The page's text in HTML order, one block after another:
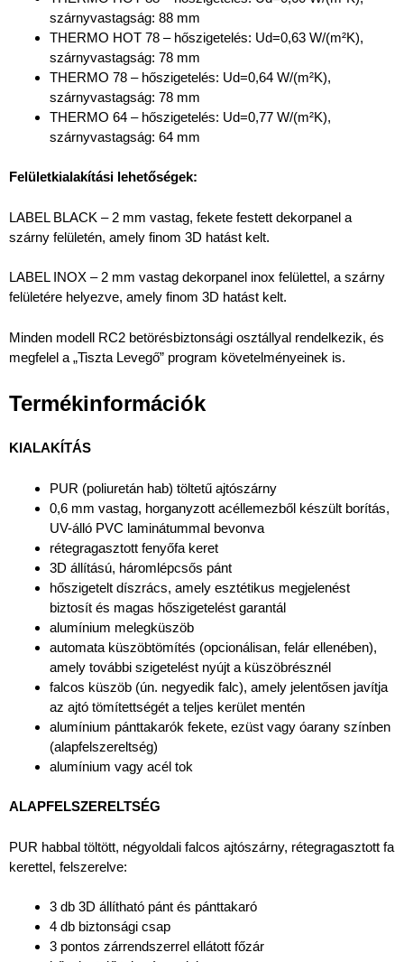
szárnyvastagság: 88 mm
THERMO HOT 78 – hőszigetelés: Ud=0,63 W/(m²K),
szárnyvastagság: 78 mm
THERMO 78 – hőszigetelés: Ud=0,64 W/(m²K),
szárnyvastagság: 78 mm
THERMO 64 – hőszigetelés: Ud=0,77 W/(m²K),
szárnyvastagság: 64 mm
Felületkialakítási lehetőségek:
LABEL BLACK – 2 mm vastag, fekete festett dekorpanel a
szárny felületén, amely finom 3D hatást kelt.
LABEL INOX – 2 mm vastag dekorpanel inox felülettel, a szárny
felületére helyezve, amely finom 3D hatást kelt.
Minden modell RC2 betörésbiztonsági osztállyal rendelkezik, és
megfelel a „Tiszta Levegő” program követelményeinek is.
Termékinformációk
KIALAKÍTÁS
PUR (poliuretán hab) töltetű ajtószárny
0,6 mm vastag, horganyzott acéllemezből készült borítás,
UV-álló PVC laminátummal bevonva
rétegragasztott fenyőfa keret
3D állítású, háromlépcsős pánt
hőszigetelt díszrács, amely esztétikus megjelenést
biztosít és magas hőszigetelést garantál
alumínium melegküszöb
automata küszöbtömítés (opcionálisan, felár ellenében),
amely további szigetelést nyújt a küszöbrésznél
falcos küszöb (ún. negyedik falc), amely jelentősen javítja
az ajtó tömítettségét a teljes kerület mentén
alumínium pánttakarók fekete, ezüst vagy óarany színben
(alapfelszereltség)
alumínium vagy acél tok
ALAPFELSZERELTSÉG
PUR habbal töltött, négyoldali falcos ajtószárny, rétegragasztott fa
kerettel, felszerelve:
3 db 3D állítható pánt és pánttakaró
4 db biztonsági csap
3 pontos zárrendszerrel ellátott főzár